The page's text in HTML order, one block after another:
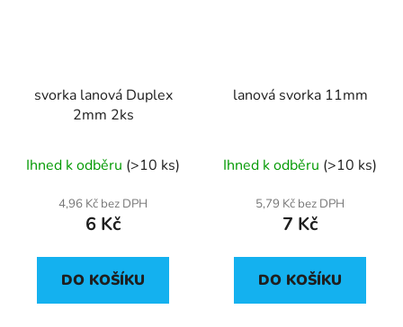
svorka lanová Duplex
2mm 2ks
Ihned k odběru (>10 ks)
4,96 Kč bez DPH
6 Kč
DO KOŠÍKU
lanová svorka 11mm
Ihned k odběru (>10 ks)
5,79 Kč bez DPH
7 Kč
DO KOŠÍKU